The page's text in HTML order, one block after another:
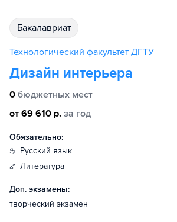
бакалавриат
Технологический факультет ДГТУ
Дизайн интерьера
0 бюджетных мест
от 69 610 р. за год
Обязательно:
русский язык
литература
Доп. экзамены:
творческий экзамен